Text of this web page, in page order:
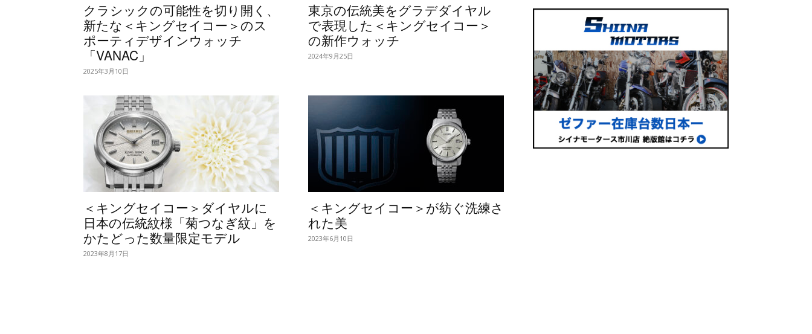
クラシックの可能性を切り開く、
新たな＜キングセイコー＞のス
ポーティデザインウォッチ
「VANAC」
2025年3月10日
東京の伝統美をグラデダイヤル
で表現した＜キングセイコー＞
の新作ウォッチ
2024年9月25日
＜キングセイコー＞ダイヤルに
日本の伝統紋様「菊つなぎ紋」を
かたどった数量限定モデル
2023年8月17日
＜キングセイコー＞が紡ぐ洗練さ
れた美
2023年6月10日